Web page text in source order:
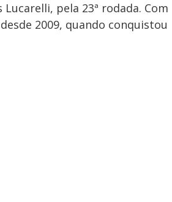
pela 23ª rodada. Com
2009, quando conquistou